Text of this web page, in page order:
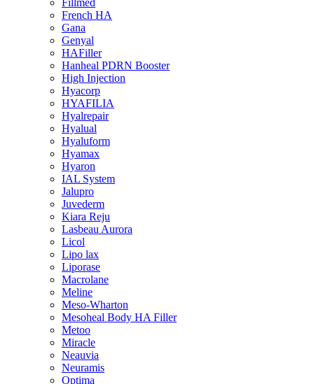
Fillmed
French HA
Gana
Genyal
HAFiller
Hanheal PDRN Booster
High Injection
Hyacorp
HYAFILIA
Hyalrepair
Hyalual
Hyaluform
Hyamax
Hyaron
IAL System
Jalupro
Juvederm
Kiara Reju
Lasbeau Aurora
Licol
Lipo lax
Liporase
Macrolane
Meline
Meso-Wharton
Mesoheal Body HA Filler
Metoo
Miracle
Neauvia
Neuramis
Optima